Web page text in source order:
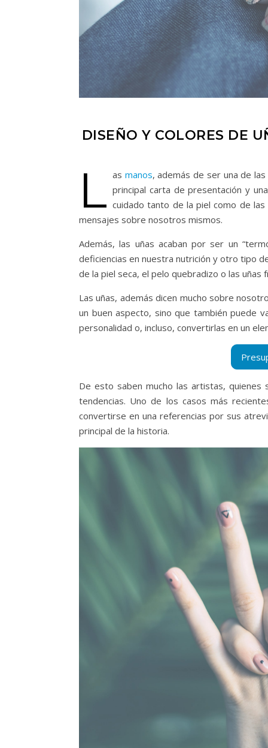
DISEÑO Y COLORES DE
L as manos, además de ser una de
principal carta de presentación y
cuidado tanto de la piel como de
mensajes sobre nosotros mismos.
Además, las uñas acaban por ser un
deficiencias en nuestra nutrición y otro tipo
de la piel seca, el pelo quebradizo o las
Las uñas, además dicen mucho sobre
un buen aspecto, sino que también puede
personalidad o, incluso, convertirlas en un
De esto saben mucho las artistas,
tendencias. Uno de los casos más
convertirse en una referencias por sus
principal de la historia.